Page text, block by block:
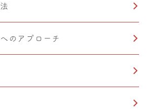
のアプローチ